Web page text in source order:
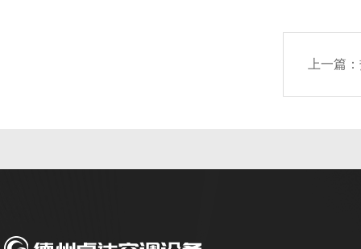
上一篇：